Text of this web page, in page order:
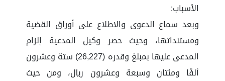
الأسباب:
وبعد سماع الدعوى والاطلاع على أوراق القضية
ومستنداتها، وحيث حصر وكيل المدعية إلزام
المدعى عليها بمبلغ وقدره (26,227) ستة وعشرون
ألفًا ومئتان وسبعة وعشرون ريال، ومن حيث